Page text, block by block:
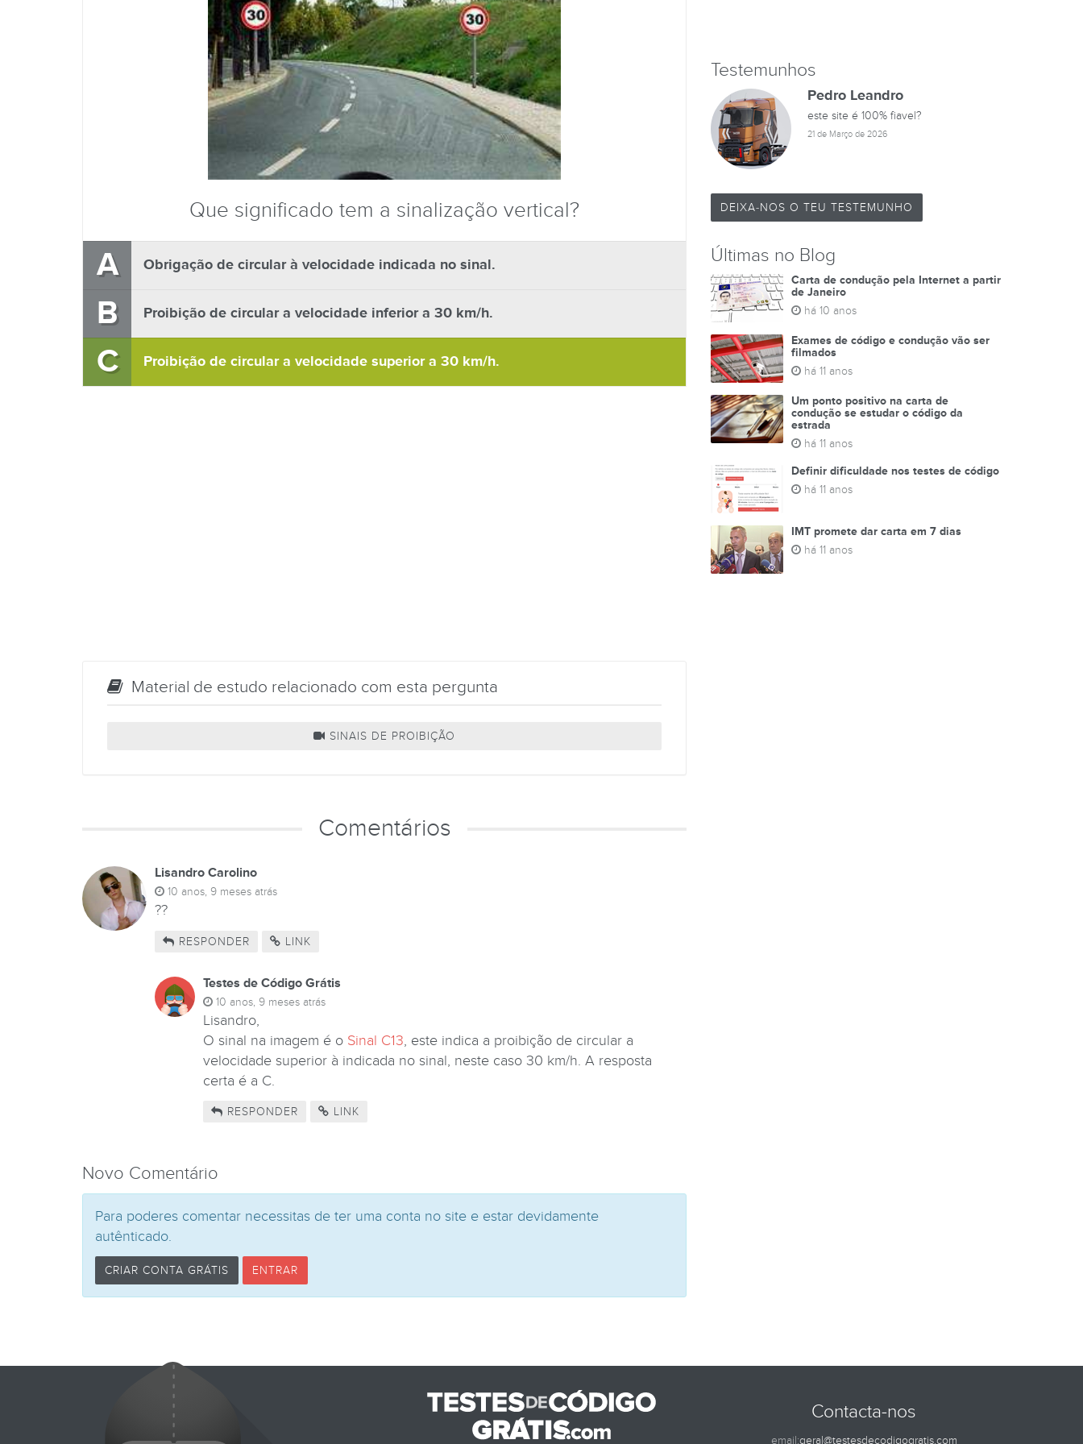
Que significado tem a sinalização vertical?
A Obrigação de circular à velocidade indicada no sinal.
B Proibição de circular a velocidade inferior a 30 km/h.
C Proibição de circular a velocidade superior a 30 km/h.
Material de estudo relacionado com esta pergunta
SINAIS DE PROIBIÇÃO
Comentários
Lisandro Carolino
10 anos, 9 meses atrás
??
RESPONDER LINK
Testes de Código Grátis
10 anos, 9 meses atrás
Lisandro,
O sinal na imagem é o Sinal C13, este indica a proibição de circular a
velocidade superior à indicada no sinal, neste caso 30 km/h. A resposta
certa é a C.
RESPONDER LINK
Novo Comentário
Para poderes comentar necessitas de ter uma conta no site e estar devidamente
autênticado.
CRIAR CONTA GRÁTIS ENTRAR
Testemunhos
Pedro Leandro
este site é 100% fiavel?
21 de Março de 2026
DEIXA-NOS O TEU TESTEMUNHO
Últimas no Blog
Carta de condução pela Internet a partir
de Janeiro
há 10 anos
Exames de código e condução vão ser
filmados
há 11 anos
Um ponto positivo na carta de
condução se estudar o código da
estrada
há 11 anos
Definir dificuldade nos testes de código
há 11 anos
IMT promete dar carta em 7 dias
há 11 anos
Contacta-nos
email:geral@testesdecodigogratis.com